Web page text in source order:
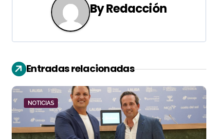
i
ó
n
d
e
ByRedacción
Entradas relacionadas
NOTICIAS